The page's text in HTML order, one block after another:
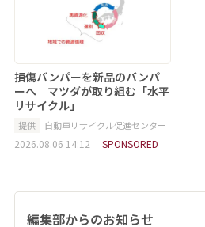
損傷バンパーを新品のバンパ
ーへ マツダが取り組む「水平
リサイクル」
提供 自動車リサイクル促進センター
2026.08.06 14:12 SPONSORED
編集部からのお知らせ